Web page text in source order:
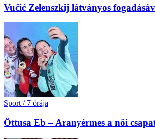
Vučić Zelenszkij látványos
Sport / 7 órája
Öttusa Eb – Aranyérmes a női